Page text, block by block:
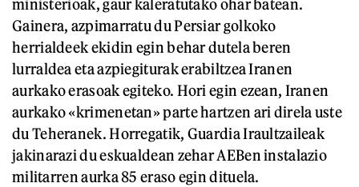
ministerioak, gaur kaleratutako ohar batean.
Gainera, azpimarratu du Persiar golkoko
herrialdeek ekidin egin behar dutela beren
lurraldea eta azpiegiturak erabiltzea Iranen
aurkako erasoak egiteko. Hori egin ezean, Iranen
aurkako «krimenetan» parte hartzen ari direla uste
du Teheranek. Horregatik, Guardia Iraultzaileak
jakinarazi du eskualdean zehar AEBen instalazio
militarren aurka 85 eraso egin dituela.